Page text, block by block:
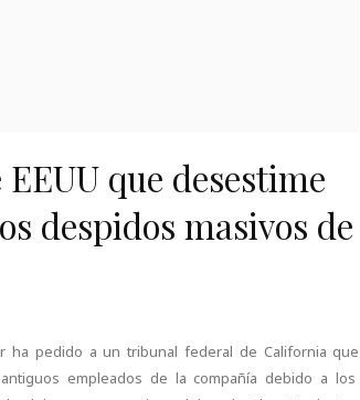
que desestime
despidos masivos de
ha pedido a un tribunal federal de California que
empleados de la compañía debido a los